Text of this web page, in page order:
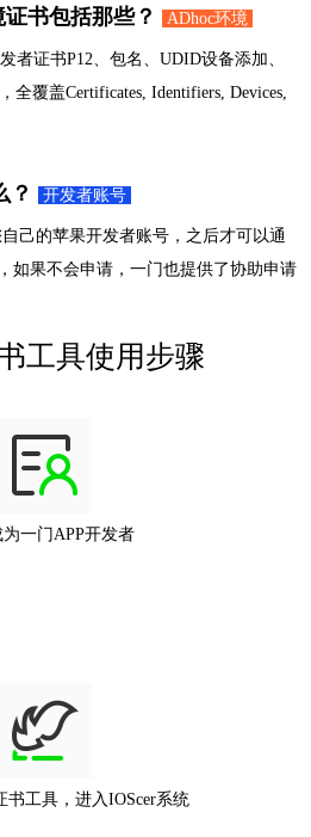
书包括那些？ ADhoc环境
者证书P12、包名、UDID设备添加、
全覆盖Certificates, Identifiers, Devices,
？ 开发者账号
己的苹果开发者账号，之后才可以通
如果不会申请，一门也提供了协助申请
工具使用步骤
一门APP开发者
书工具，进入IOScer系统